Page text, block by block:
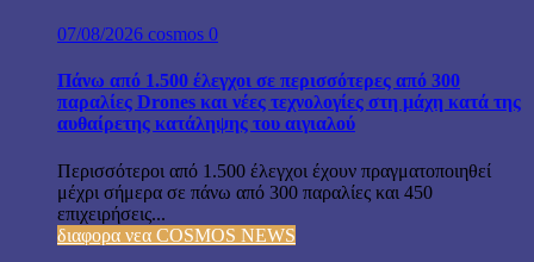
07/08/2026 cosmos 0
Πάνω από 1.500 έλεγχοι σε περισσότερες από 300
παραλίες Drones και νέες τεχνολογίες στη μάχη κατά της
αυθαίρετης κατάληψης του αιγιαλού
Περισσότεροι από 1.500 έλεγχοι έχουν πραγματοποιηθεί
μέχρι σήμερα σε πάνω από 300 παραλίες και 450
επιχειρήσεις...
διαφορα νεα COSMOS NEWS